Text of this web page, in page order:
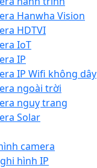
Hanwha Vision
HDTVI
IoT
IP
IP Wifi không dây
ngoài trời
nguỵ trang
Solar
camera
hình IP